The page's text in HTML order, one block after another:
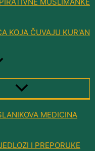
KOJA ČUVAJU KUR'AN
MENU
TOGGLE
MEDICINA
I PREPORUKE